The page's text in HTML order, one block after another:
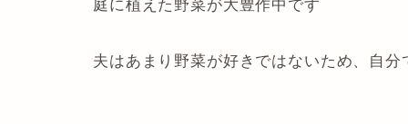
庭に植えた野菜が大豊作中です
夫はあまり野菜が好きではないため、自